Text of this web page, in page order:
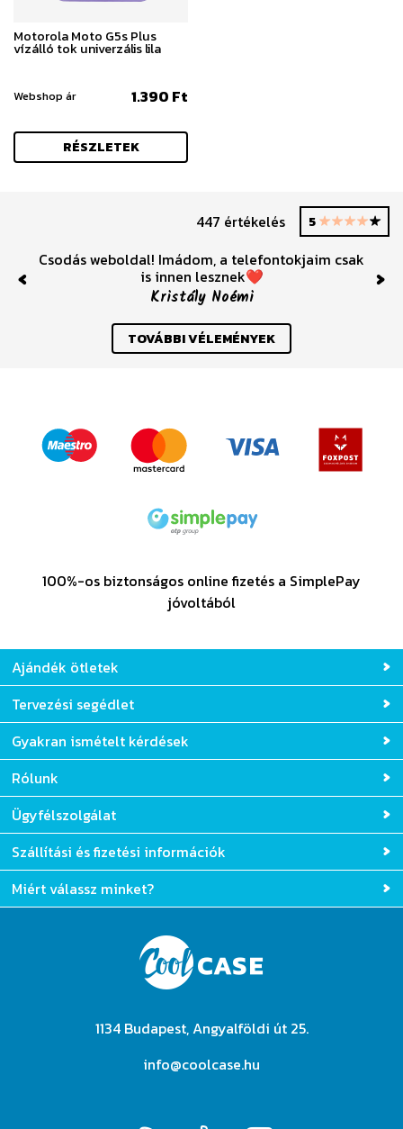
Motorola Moto G5s Plus
vízálló tok univerzális lila
Webshop ár 1.390 Ft
RÉSZLETEK
447 értékelés 5
Csodás weboldal! Imádom, a telefontokjaim csak
is innen lesznek❤️
Kristály Noémi
Previous
TOVÁBBI VÉLEMÉNYEK
100%-os biztonságos online fizetés a SimplePay
jóvoltából
Ajándék ötletek
Tervezési segédlet
Gyakran ismételt kérdések
Rólunk
Ügyfélszolgálat
Szállítási és fizetési információk
Miért válassz minket?
1134 Budapest, Angyalföldi út 25.
info@coolcase.hu